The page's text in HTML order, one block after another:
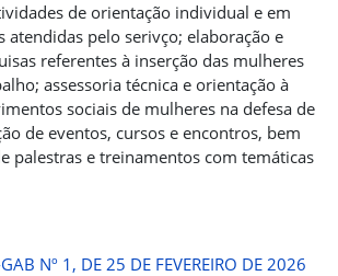
de orientação individual e em
atendidas pelo serivço; elaboração e
referentes à inserção das mulheres
assessoria técnica e orientação à
sociais de mulheres na defesa de
de eventos, cursos e encontros, bem
palestras e treinamentos com temáticas
Nº 1, DE 25 DE FEVEREIRO DE 2026